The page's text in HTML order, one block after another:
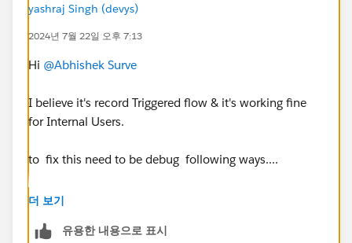
yashraj Singh (devys)
2024년 7월 22일 오후 7:13
Hi @Abhishek Surve
I believe it's record Triggered flow & it's working fine
for Internal Users.
to fix this need to be debug following ways....
1) Give Record EDIT Permission.
giving error & run Without Sharing.
더 보기
유용한 내용으로 표시